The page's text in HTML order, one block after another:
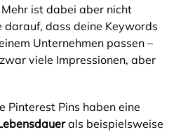
ist dabei aber nicht
darauf, dass deine Keywords
Unternehmen passen –
viele Impressionen, aber
Pinterest Pins haben eine
als beispielsweise